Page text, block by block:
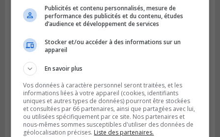
CANDIAC
Publié le 27 juillet 2026 à 14h40
Candiac propulse sa transition verte
Publicités et contenu personnalisés, mesure de
performance des publicités et du contenu, études
d’audience et développement de services
Stocker et/ou accéder à des informations sur un
appareil
En savoir plus
Vos données à caractère personnel seront traitées, et les
informations liées à votre appareil (cookies, identifiants
uniques et autres types de données) pourront être stockées
et consultées par 66 partenaires, ainsi que partagées avec lui,
ou utilisées spécifiquement par ce site. Nos partenaires et
nous-mêmes sommes susceptibles d'utiliser des données de
géolocalisation précises. Liste des partenaires.